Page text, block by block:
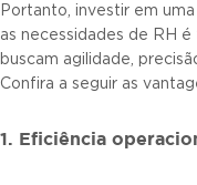
Portanto, investir em
as necessidades de RH
buscam agilidade,
Confira a seguir as
1. Eficiência